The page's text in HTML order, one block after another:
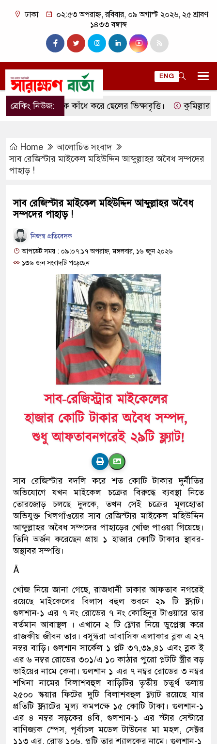
ঢাকা
০২:৫৩ অপরাহ্ন, রবিবার, ০৯ অগাস্ট ২০২৬, ২৫ শ্রাবণ
১৪৩৩ বঙ্গাব্দ
ENG
ব্রেকিং নিউজ:
মাকে কাঁধে করে ছেলের ভিক্ষাবৃত্তি। কুমিল্লার
Home
আলোচিত সংবাদ
সাব রেজিস্টার মাইকেল মহিউদ্দিন আব্দুল্লাহর অবৈধ সম্পদের
পাহাড় !
সাব রেজিস্টার মাইকেল মহিউদ্দিন আব্দুল্লাহর অবৈধ
সম্পদের পাহাড় !
নিজস্ব প্রতিবেদক
আপডেট সময় : ০৯:০৭:১৭ অপরাহ্ন, মঙ্গলবার, ১৬ জুন ২০২৬
১৩৬ জন সংবাদটি পড়েছেন
সাব রেজিস্টার বদলি করে শত কোটি টাকার দুর্নীতির
অভিযোগে যখন মাইকেল চক্রের বিরুদ্ধে ব্যবস্থা নিতে
তোরজোড় চলছে দুদকে, তখন সেই চক্রের মূলহোতা
অভিযুক্ত খিলগাঁওয়ের সাব রেজিস্টার মাইকেল মহিউদ্দিন
আব্দুল্লাহর অবৈধ সম্পদের পাহাড়ের খোঁজ পাওয়া গিয়েছে।
তিনি অর্জন করেছেন প্রায় ১ হাজার কোটি টাকার স্থাবর-
অস্থাবর সম্পত্তি।
Ā
খোঁজ নিয়ে জানা গেছে, রাজধানী ঢাকার আফতাব নগরেই
রয়েছে মাইকেলের বিলাস বহুল ভবনে ২৯ টি ফ্ল্যাট।
গুলশান-১ এর ৭ নং রোডের ৭ নং কোহিনুর টাওয়ারে তার
বর্তমান আবাস্থল । এখানে ২ টি ফ্লোর নিয়ে ডুপ্লেক্স করে
রাজকীয় জীবন তার। বসুন্ধরা আবাসিক এলাকার ব্লক এ ২৭
নম্বর বাড়ি। গুলশান সার্কেল ১ প্লট ৩৭,৩৯,৪১ এবং ব্লক ই
এর ৬ নম্বর রোডের ৩০১/এ ১০ কাঠার পুরো প্লটটি স্ত্রীর বড়
ভাইয়ের নামে কেনা। গুলশান ১ এর ৭ নম্বর রোডের ৩ নম্বর
শখিনা নামের বিলাশবহুল বাড়িটির তৃতীয় চতুর্থ তলায়
২৫০০ স্কয়ার ফিটের দুটি বিলাশবহুল ফ্ল্যাট রয়েছে যার
প্রতিটি ফ্ল্যাটের মুল্য কমপক্ষে ১৫ কোটি টাকা। গুলশান-১
এর ৪ নম্বর সড়কের ৪বি, গুলশান-১ এর স্টার সেন্টারে
বাণিজ্যক স্পেস, পূর্বাচল মডেল টাউনের মা মহল, সেক্টর
১১৩ এর, রোড ১০৬, প্লটি তার শ্যালকের নামে। গুলশান-১